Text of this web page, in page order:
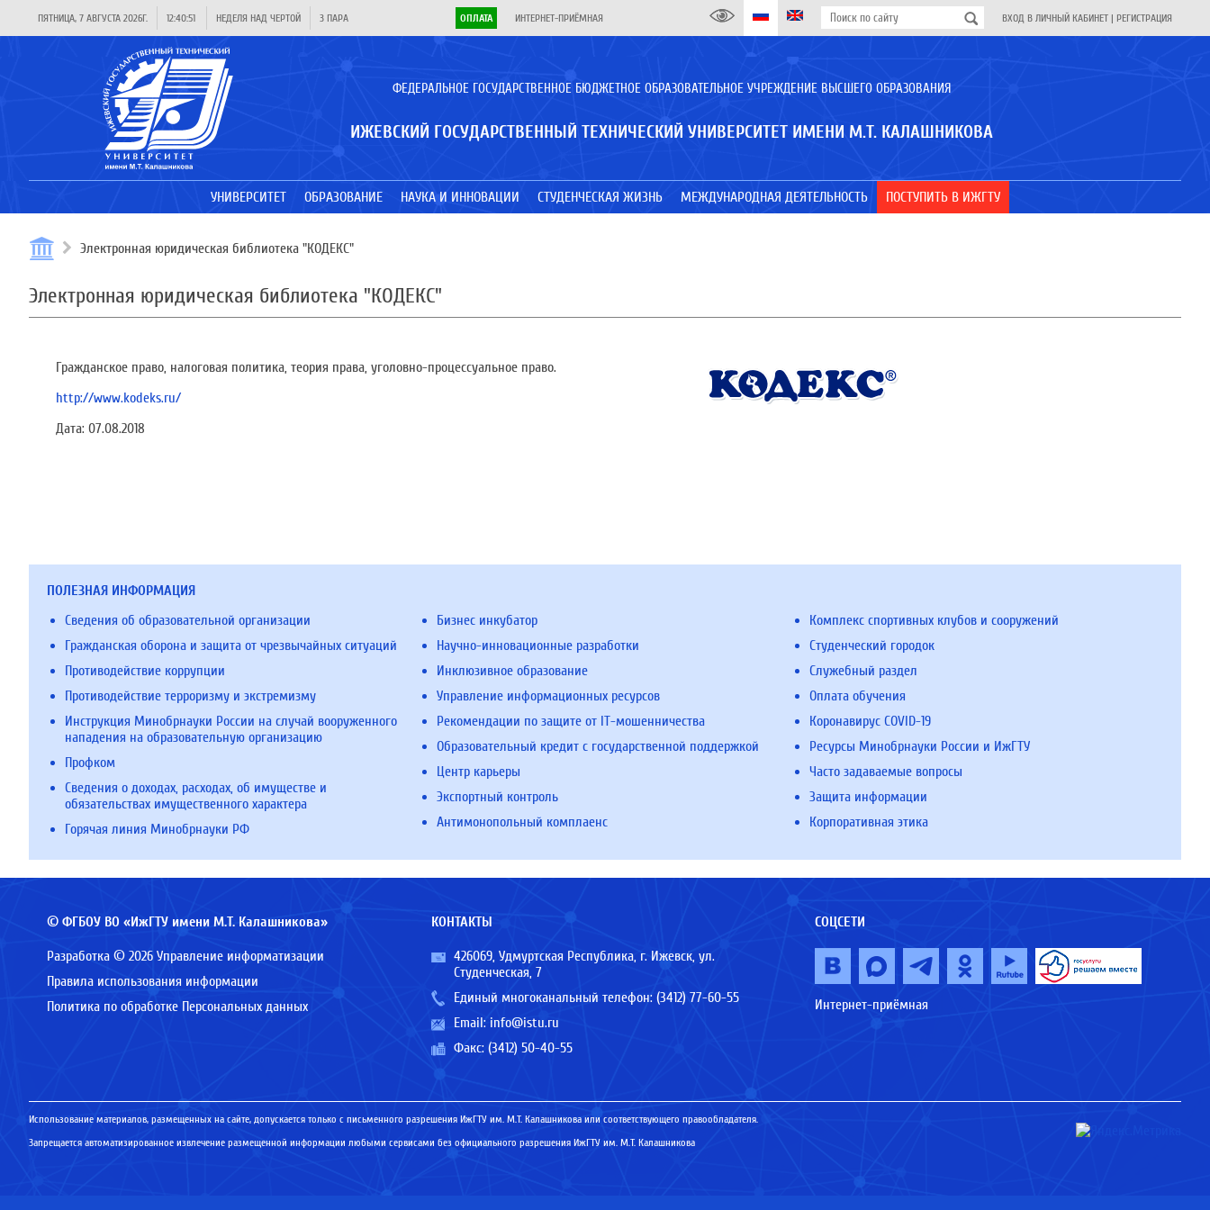
ПЯТНИЦА, 7 АВГУСТА 2026Г. 12:40:52 НЕДЕЛЯ НАД ЧЕРТОЙ 3 ПАРА ОПЛАТА ИНТЕРНЕТ-ПРИЁМНАЯ ВХОД В ЛИЧНЫЙ КАБИНЕТ | РЕГИСТРАЦИЯ
ФЕДЕРАЛЬНОЕ ГОСУДАРСТВЕННОЕ БЮДЖЕТНОЕ ОБРАЗОВАТЕЛЬНОЕ УЧРЕЖДЕНИЕ ВЫСШЕГО ОБРАЗОВАНИЯ
ИЖЕВСКИЙ ГОСУДАРСТВЕННЫЙ ТЕХНИЧЕСКИЙ УНИВЕРСИТЕТ ИМЕНИ М.Т. КАЛАШНИКОВА
УНИВЕРСИТЕТ ОБРАЗОВАНИЕ НАУКА И ИННОВАЦИИ СТУДЕНЧЕСКАЯ ЖИЗНЬ МЕЖДУНАРОДНАЯ ДЕЯТЕЛЬНОСТЬ ПОСТУПИТЬ В ИЖГТУ
Электронная юридическая библиотека "КОДЕКС"
Электронная юридическая библиотека "КОДЕКС"
Гражданское право, налоговая политика, теория права, уголовно-процессуальное право.
http://www.kodeks.ru/
Дата: 07.08.2018
ПОЛЕЗНАЯ ИНФОРМАЦИЯ
Сведения об образовательной организации
Гражданская оборона и защита от чрезвычайных ситуаций
Противодействие коррупции
Противодействие терроризму и экстремизму
Инструкция Минобрнауки России на случай вооруженного
нападения на образовательную организацию
Профком
Сведения о доходах, расходах, об имуществе и
обязательствах имущественного характера
Горячая линия Минобрнауки РФ
Бизнес инкубатор
Научно-инновационные разработки
Инклюзивное образование
Управление информационных ресурсов
Рекомендации по защите от IT-мошенничества
Образовательный кредит с государственной поддержкой
Центр карьеры
Экспортный контроль
Антимонопольный комплаенс
Комплекс спортивных клубов и сооружений
Студенческий городок
Служебный раздел
Оплата обучения
Коронавирус COVID-19
Ресурсы Минобрнауки России и ИжГТУ
Часто задаваемые вопросы
Защита информации
Корпоративная этика
© ФГБОУ ВО «ИжГТУ имени М.Т. Калашникова»
Разработка © 2026 Управление информатизации
Правила использования информации
Политика по обработке Персональных данных
КОНТАКТЫ
426069, Удмуртская Республика, г. Ижевск, ул.
Студенческая, 7
Единый многоканальный телефон: (3412) 77-60-55
Email: info@istu.ru
Факс: (3412) 50-40-55
СОЦСЕТИ
Интернет-приёмная
Использование материалов, размещенных на сайте, допускается только с письменного разрешения ИжГТУ им. М.Т. Калашникова или соответствующего правообладателя.
Запрещается автоматизированное извлечение размещенной информации любыми сервисами без официального разрешения ИжГТУ им. М.Т. Калашникова